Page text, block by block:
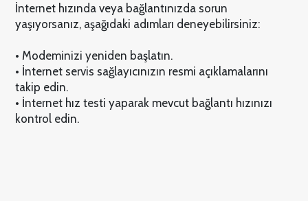
İnternet hızında veya bağlantınızda sorun
yaşıyorsanız, aşağıdaki adımları deneyebilirsiniz:
• Modeminizi yeniden başlatın.
• İnternet servis sağlayıcınızın resmi açıklamalarını
takip edin.
• İnternet hız testi yaparak mevcut bağlantı hızınızı
kontrol edin.